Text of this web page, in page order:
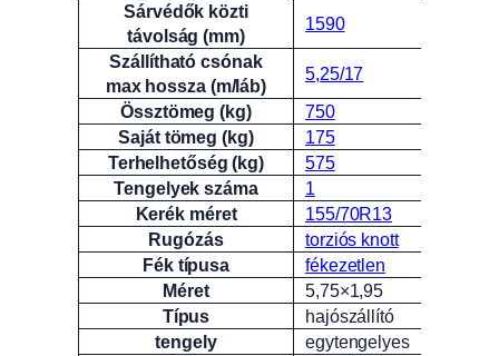
Sárvédők közti
távolság (mm)
1590
Szállítható csónak
max hossza (m/láb)
5,25/17
Össztömeg (kg)
750
Saját tömeg (kg)
175
Terhelhetőség (kg)
575
Tengelyek száma
1
Kerék méret
155/70R13
Rugózás
torziós knott
Fék típusa
fékezetlen
Méret
5,75×1,95
Típus
hajószállító
tengely
egytengelyes